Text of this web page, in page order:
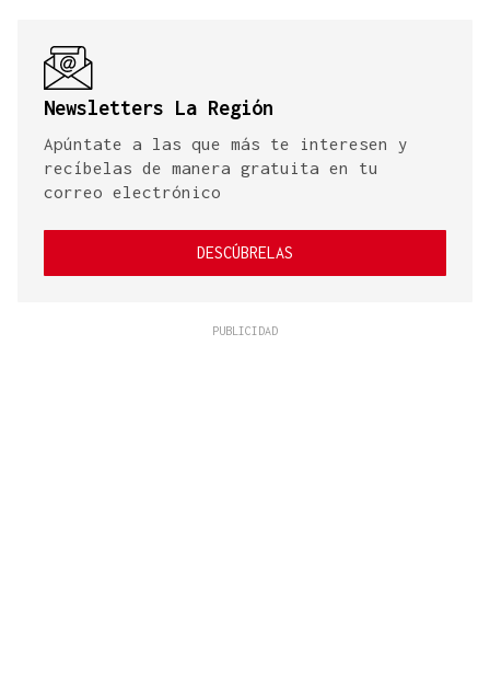
Newsletters La Región
Apúntate a las que más te interesen y
recíbelas de manera gratuita en tu
correo electrónico
DESCÚBRELAS